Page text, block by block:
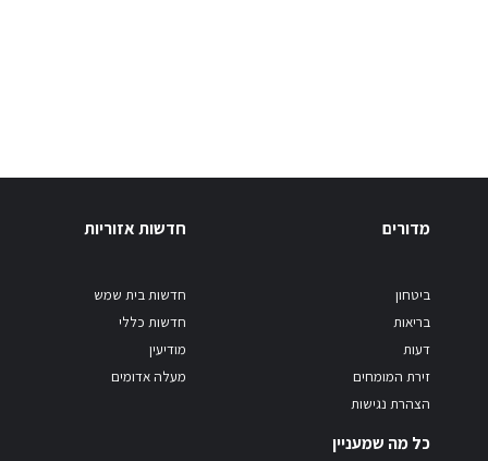
מדורים
ביטחון
בריאות
דעות
זירת המומחים
הצהרת נגישות
חדשות אזוריות
חדשות בית שמש
חדשות כללי
מודיעין
מעלה אדומים
כל מה שמעניין